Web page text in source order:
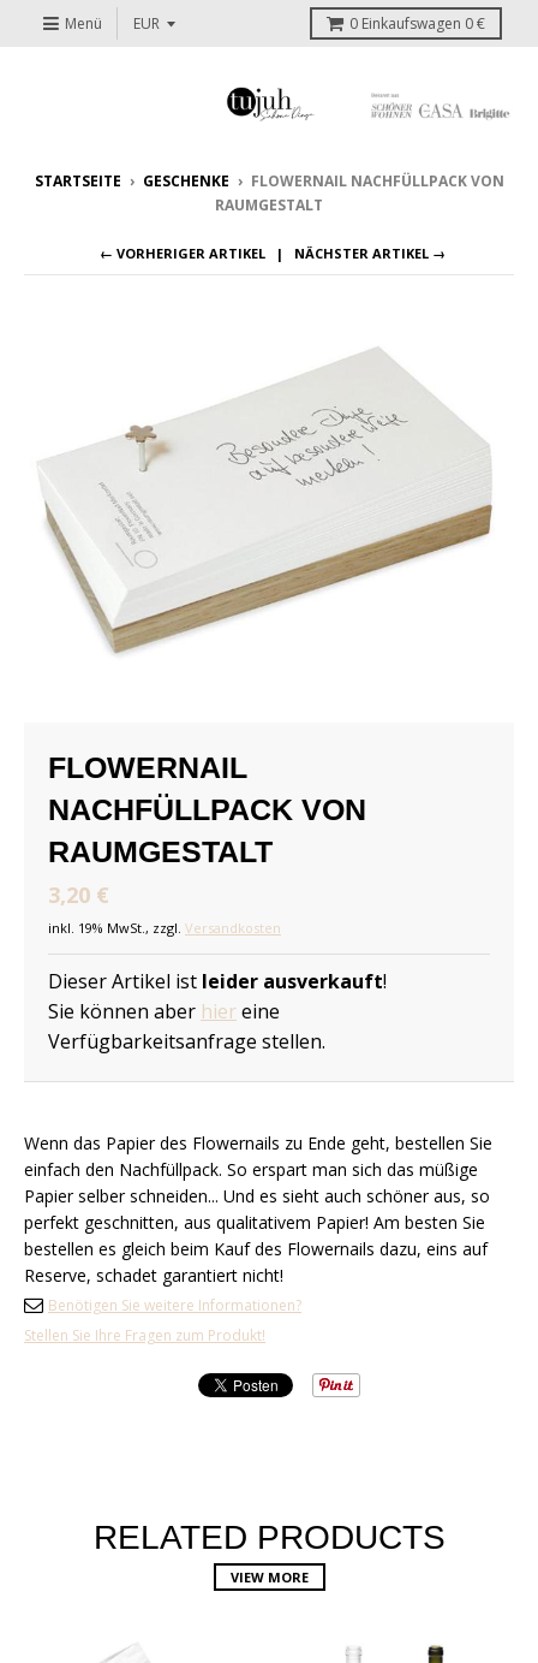
Menü 0 Einkaufswagen 0 €
STARTSEITE › GESCHENKE › FLOWERNAIL NACHFÜLLPACK VON
RAUMGESTALT
← VORHERIGER ARTIKEL NÄCHSTER ARTIKEL →
FLOWERNAIL
NACHFÜLLPACK VON
RAUMGESTALT
3,20 €
inkl. 19% MwSt., zzgl. Versandkosten
Dieser Artikel ist leider ausverkauft!
Sie können aber hiereine
Verfügbarkeitsanfrage stellen.
Wenn das Papier des Flowernails zu Ende geht, bestellen Sie
einfach den Nachfüllpack. So erspart man sich das müßige
Papier selber schneiden... Und es sieht auch schöner aus, so
perfekt geschnitten, aus qualitativem Papier! Am besten Sie
bestellen es gleich beim Kauf des Flowernails dazu, eins auf
Reserve, schadet garantiert nicht!
Benötigen Sie weitere Informationen?
Stellen Sie Ihre Fragen zum Produkt!
RELATED PRODUCTS
VIEW MORE